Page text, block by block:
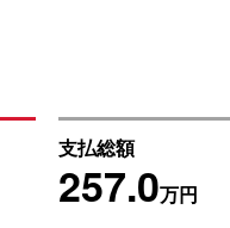
支払総額
257.0万円